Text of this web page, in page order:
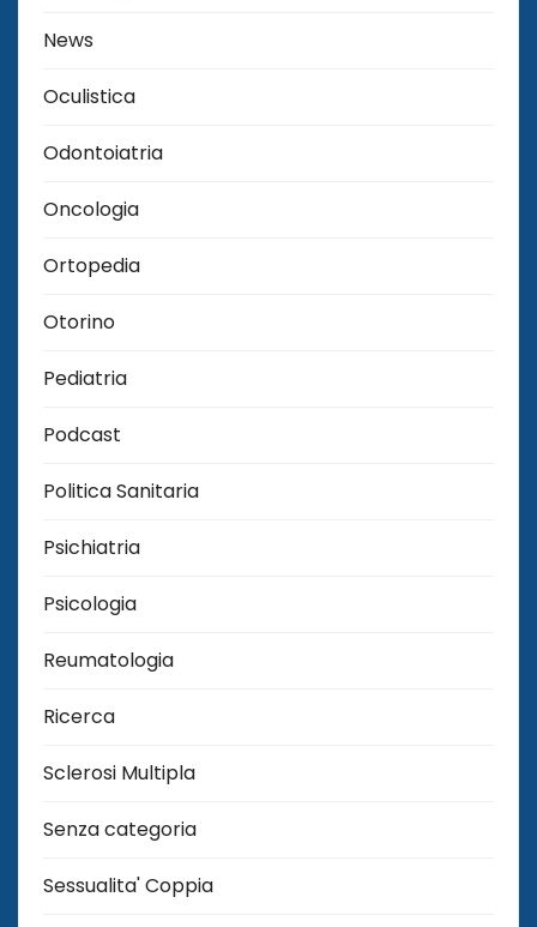
News
Oculistica
Odontoiatria
Oncologia
Ortopedia
Otorino
Pediatria
Podcast
Politica Sanitaria
Psichiatria
Psicologia
Reumatologia
Ricerca
Sclerosi Multipla
Senza categoria
Sessualita' Coppia